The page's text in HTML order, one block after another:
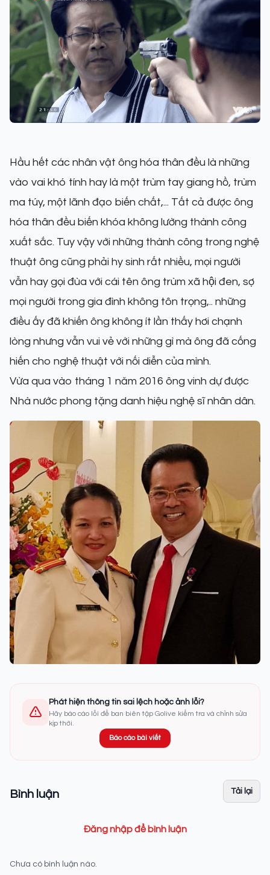
Hầu hết các nhân vật ông hóa thân đều là những
vào vai khó tính hay là một trùm tay giang hồ, trùm
ma túy, một lãnh đạo biến chất,... Tất cả được ông
hóa thân đều biến khóa không lường thành công
xuất sắc. Tuy vậy với những thành công trong nghệ
thuật ông cũng phải hy sinh rất nhiều, mọi người
vẫn hay gọi đùa với cái tên ông trùm xã hội đen, sợ
mọi người trong gia đình không tôn trọng,.. những
điều ấy đã khiến ông không ít lần thấy hơi chạnh
lòng nhưng vẫn vui vẻ với những gì mà ông đã cống
hiến cho nghệ thuật với nối diễn của mình.
Vừa qua vào tháng 1 năm 2016 ông vinh dự được
Nhà nước phong tặng danh hiệu nghệ sĩ nhân dân.
Phát hiện thông tin sai lệch hoặc ảnh lỗi?
Hãy báo cáo lỗi để ban biên tập Golive kiểm tra và chỉnh sửa
kịp thời.
Báo cáo bài viết
Bình luận Tải lại
Đăng nhập để bình luận
Chưa có bình luận nào.